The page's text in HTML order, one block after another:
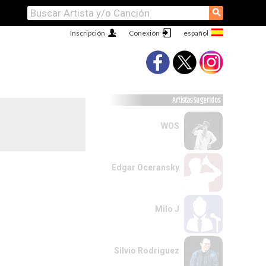
⚲
Conexión
Inscripción
Artistas Sugeridos
WOS
Edgar Oceransky
Milo J
Silvio Rodriguez